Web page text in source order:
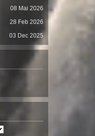
08 Mai 2026
28 Feb 2026
03 Dec 2025